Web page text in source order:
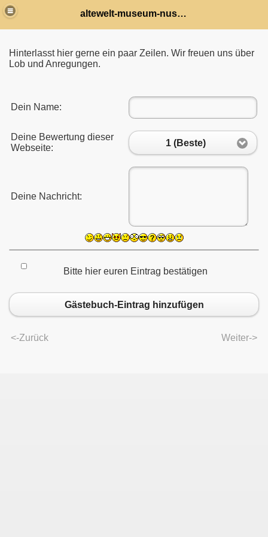
altewelt-museum-nussbach
Hinterlasst hier gerne ein paar Zeilen. Wir freuen uns über
Lob und Anregungen.
Dein Name:
Deine Bewertung dieser
Webseite:
1 (Beste)
Deine Nachricht:
Bitte hier euren Eintrag bestätigen
Gästebuch-Eintrag hinzufügen
<-Zurück Weiter->